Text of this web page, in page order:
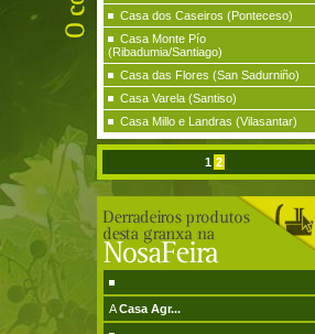
Casa dos Caseiros (Ponteceso)
Casa Monte Pío
(Ribadumia/Santiago)
Casa das Flores (San Sadurniño)
Casa Varela (Santiso)
Casa Millo e Landras (Vilasantar)
1 2
ACasa Agr...